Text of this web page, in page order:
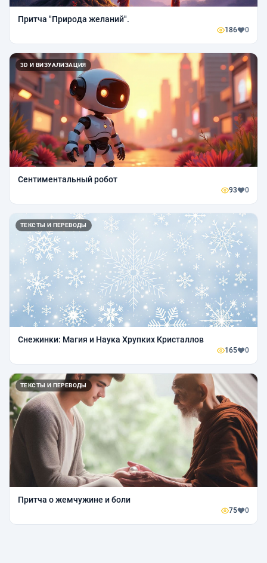
Притча "Природа желаний".
186 0
3D И ВИЗУАЛИЗАЦИЯ
Сентиментальный робот
93 0
ТЕКСТЫ И ПЕРЕВОДЫ
Снежинки: Магия и Наука Хрупких Кристаллов
165 0
ТЕКСТЫ И ПЕРЕВОДЫ
Притча о жемчужине и боли
75 0